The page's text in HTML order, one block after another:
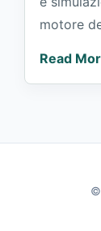
motore
Read
©